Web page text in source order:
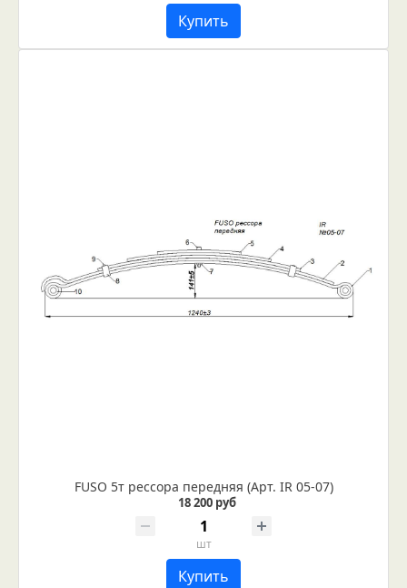
Купить
FUSO 5т рессора передняя (Арт. IR 05-07)
18 200 руб
шт
Купить